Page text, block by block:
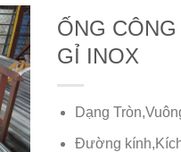
ỐNG
GỈ INOX
Dạng
Đường